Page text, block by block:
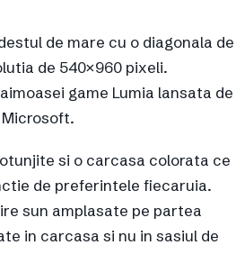
de mare cu o diagonala de
de 540×960 pixeli.
game Lumia lansata de
si o carcasa colorata ce
de preferintele fiecaruia.
sun amplasate pe partea
in carcasa si nu in sasiul de